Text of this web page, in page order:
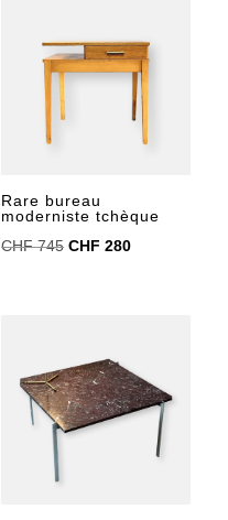
Rare bureau
moderniste tchèque
CHF745 Le
CHF 745.
CHF 280Le